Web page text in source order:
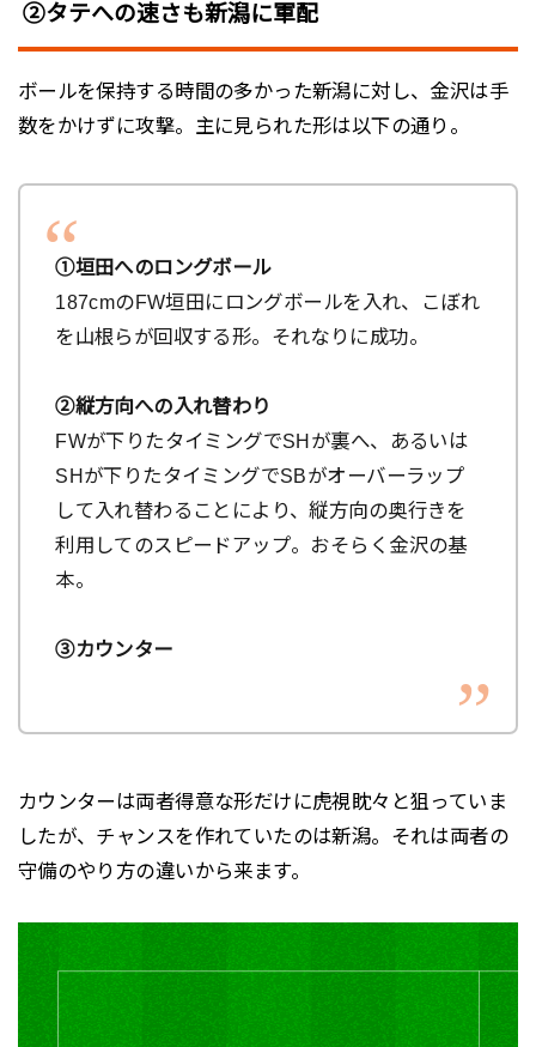
②タテへの速さも新潟に軍配
ボールを保持する時間の多かった新潟に対し、金沢は手
数をかけずに攻撃。主に見られた形は以下の通り。
①垣田へのロングボール
187cmのFW垣田にロングボールを入れ、こぼれ
を山根らが回収する形。それなりに成功。
②縦方向への入れ替わり
FWが下りたタイミングでSHが裏へ、あるいは
SHが下りたタイミングでSBがオーバーラップ
して入れ替わることにより、縦方向の奥行きを
利用してのスピードアップ。おそらく金沢の基
本。
③カウンター
カウンターは両者得意な形だけに虎視眈々と狙っていま
したが、チャンスを作れていたのは新潟。それは両者の
守備のやり方の違いから来ます。